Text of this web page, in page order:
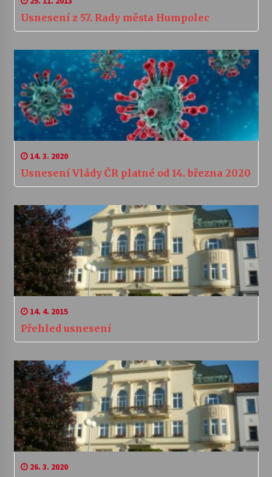
Usnesení z 57. Rady města Humpolec
14. 3. 2020
Usnesení Vlády ČR platné od 14. března 2020
14. 4. 2015
Přehled usnesení
26. 3. 2020